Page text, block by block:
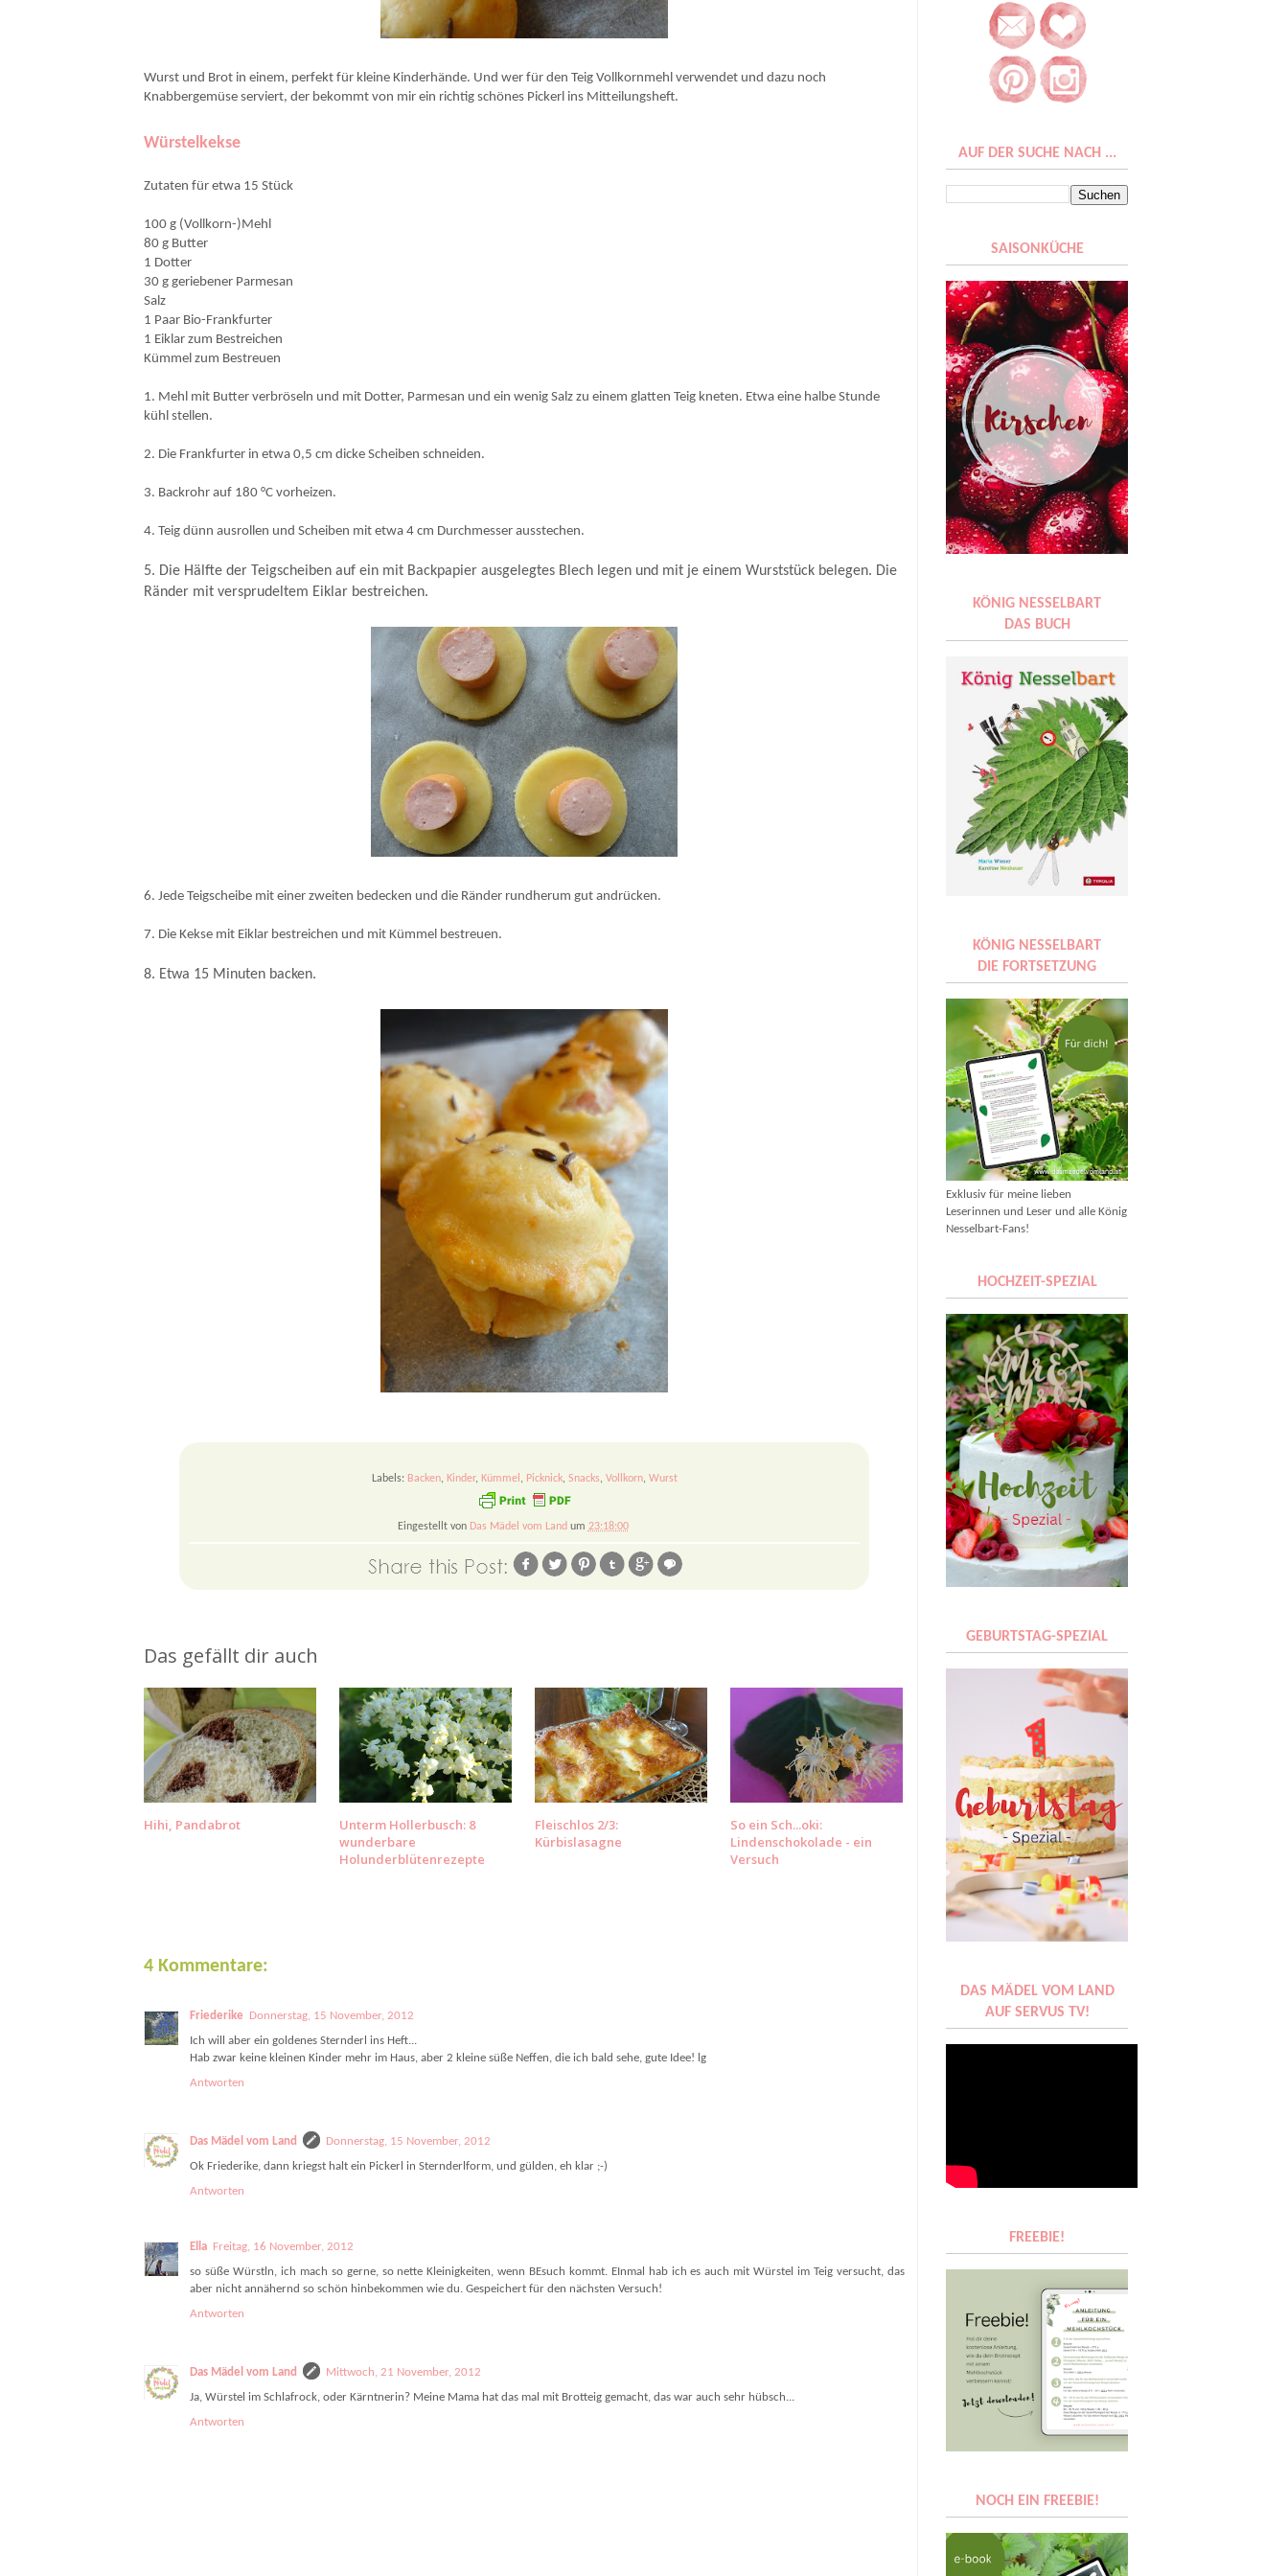
Wurst und Brot in einem, perfekt für kleine Kinderhände. Und wer für den Teig Vollkornmehl verwendet und dazu noch
Knabbergemüse serviert, der bekommt von mir ein richtig schönes Pickerl ins Mitteilungsheft.
Würstelkekse
Zutaten für etwa 15 Stück
100 g (Vollkorn-)Mehl
80 g Butter
1 Dotter
30 g geriebener Parmesan
Salz
1 Paar Bio-Frankfurter
1 Eiklar zum Bestreichen
Kümmel zum Bestreuen
1. Mehl mit Butter verbröseln und mit Dotter, Parmesan und ein wenig Salz zu einem glatten Teig kneten. Etwa eine halbe Stunde
kühl stellen.
2. Die Frankfurter in etwa 0,5 cm dicke Scheiben schneiden.
3. Backrohr auf 180 °C vorheizen.
4. Teig dünn ausrollen und Scheiben mit etwa 4 cm Durchmesser ausstechen.
5. Die Hälfte der Teigscheiben auf ein mit Backpapier ausgelegtes Blech legen und mit je einem Wurststück belegen. Die
Ränder mit versprudeltem Eiklar bestreichen.
6. Jede Teigscheibe mit einer zweiten bedecken und die Ränder rundherum gut andrücken.
7. Die Kekse mit Eiklar bestreichen und mit Kümmel bestreuen.
8. Etwa 15 Minuten backen.
Labels: Backen, Kinder, Kümmel , Picknick, Snacks, Vollkorn, Wurst
Eingestellt von Das Mädel vom Land um 23:18:00
Das gefällt dir auch
Hihi, Pandabrot
Unterm Hollerbusch: 8
wunderbare
Holunderblütenrezepte
Fleischlos 2/3:
Kürbislasagne
So ein Sch...oki:
Lindenschokolade - ein
Versuch
4 Kommentare:
Friederike
Donnerstag, 15 November, 2012
Ich will aber ein goldenes Sternderl ins Heft...
Hab zwar keine kleinen Kinder mehr im Haus, aber 2 kleine süße Neffen, die ich bald sehe, gute Idee! lg
Antworten
Das Mädel vom Land
Donnerstag, 15 November, 2012
Ok Friederike, dann kriegst halt ein Pickerl in Sternderlform, und gülden, eh klar ;-)
Antworten
Ella
Freitag, 16 November, 2012
so süße Würstln, ich mach so gerne, so nette Kleinigkeiten, wenn BEsuch kommt. EInmal hab ich es auch mit Würstel im Teig versucht, das
aber nicht annähernd so schön hinbekommen wie du. Gespeichert für den nächsten Versuch!
Antworten
Das Mädel vom Land
Mittwoch, 21 November, 2012
Ja, Würstel im Schlafrock, oder Kärntnerin? Meine Mama hat das mal mit Brotteig gemacht, das war auch sehr hübsch...
Antworten
AUF DER SUCHE NACH ...
SAISONKÜCHE
KÖNIG NESSELBART
DAS BUCH
KÖNIG NESSELBART
DIE FORTSETZUNG
Exklusiv für meine lieben
Leserinnen und Leser und alle König
Nesselbart-Fans!
HOCHZEIT-SPEZIAL
GEBURTSTAG-SPEZIAL
DAS MÄDEL VOM LAND
AUF SERVUS TV!
FREEBIE!
NOCH EIN FREEBIE!